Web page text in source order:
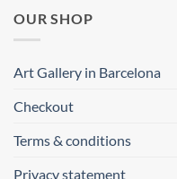
OUR SHOP
Art Gallery in Barcelona
Checkout
Terms & conditions
Privacy statement